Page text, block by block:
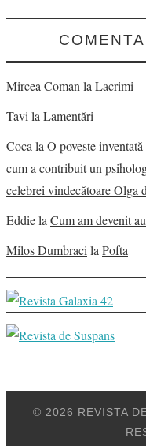
Mircea Coman la Lacrimi
Tavi la Lamentări
Coca la O poveste
cum a contribuit un
celebrei vindecătoare Olga
Eddiela Cum am devenit
Milos Dumbraci la Pofta
© 2026 REVISTA